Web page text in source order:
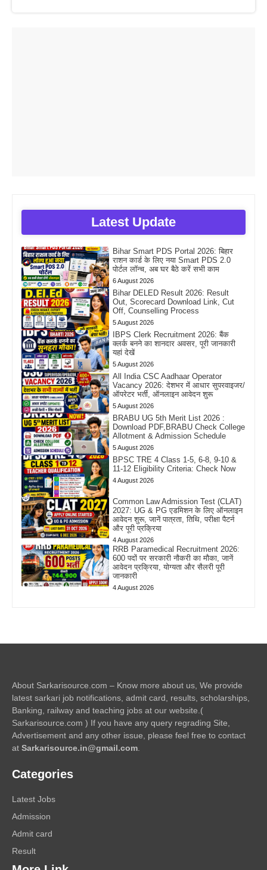
Latest Update
Bihar Smart PDS Portal 2026: बिहार
राशन कार्ड के लिए नया Smart PDS 2.0
पोर्टल लॉन्च, अब घर बैठे करें सभी काम
6 August 2026
Bihar DELED Result 2026: Result
Out, Scorecard Download Link, Cut
Off, Counselling Process
5 August 2026
IBPS Clerk Recruitment 2026: बैंक
क्लर्क बनने का शानदार अवसर, पूरी जानकारी
यहां देखें
5 August 2026
All India CSC Aadhaar Operator
Vacancy 2026: देशभर में आधार सुपरवाइजर/
ऑपरेटर भर्ती, ऑनलाइन आवेदन शुरू
5 August 2026
BRABU UG 5th Merit List 2026 :
Download PDF,BRABU Check College
Allotment & Admission Schedule
5 August 2026
BPSC TRE 4 Class 1-5, 6-8, 9-10 &
11-12 Eligibility Criteria: Check Now
4 August 2026
Common Law Admission Test (CLAT)
2027: UG & PG एडमिशन के लिए ऑनलाइन
आवेदन शुरू, जानें पात्रता, तिथि, परीक्षा पैटर्न
और पूरी प्रक्रिया
4 August 2026
RRB Paramedical Recruitment 2026:
600 पदों पर सरकारी नौकरी का मौका, जानें
आवेदन प्रक्रिया, योग्यता और सैलरी पूरी
जानकारी
4 August 2026
About Sarkarisource.com – Know more about us, We provide
latest sarkari job notifications, admit card, results, scholarships,
Banking, railway and teaching jobs at our website.(
Sarkarisource.com ) If you have any query regrading Site,
Advertisement and any other issue, please feel free to contact
at Sarkarisource.in@gmail.com
Categories
Latest Jobs
Admission
Admit card
Result